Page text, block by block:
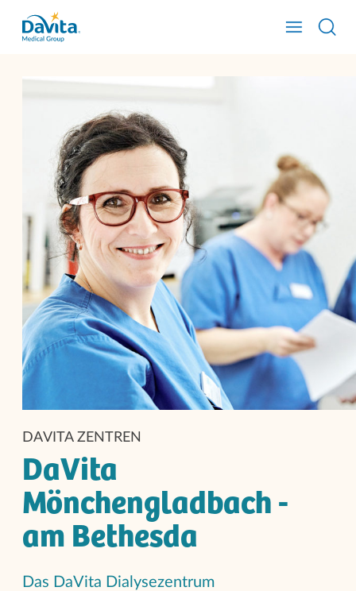
DAVITA ZENTREN
DaVita
Mönchengladbach -
am Bethesda
Das DaVita Dialysezentrum